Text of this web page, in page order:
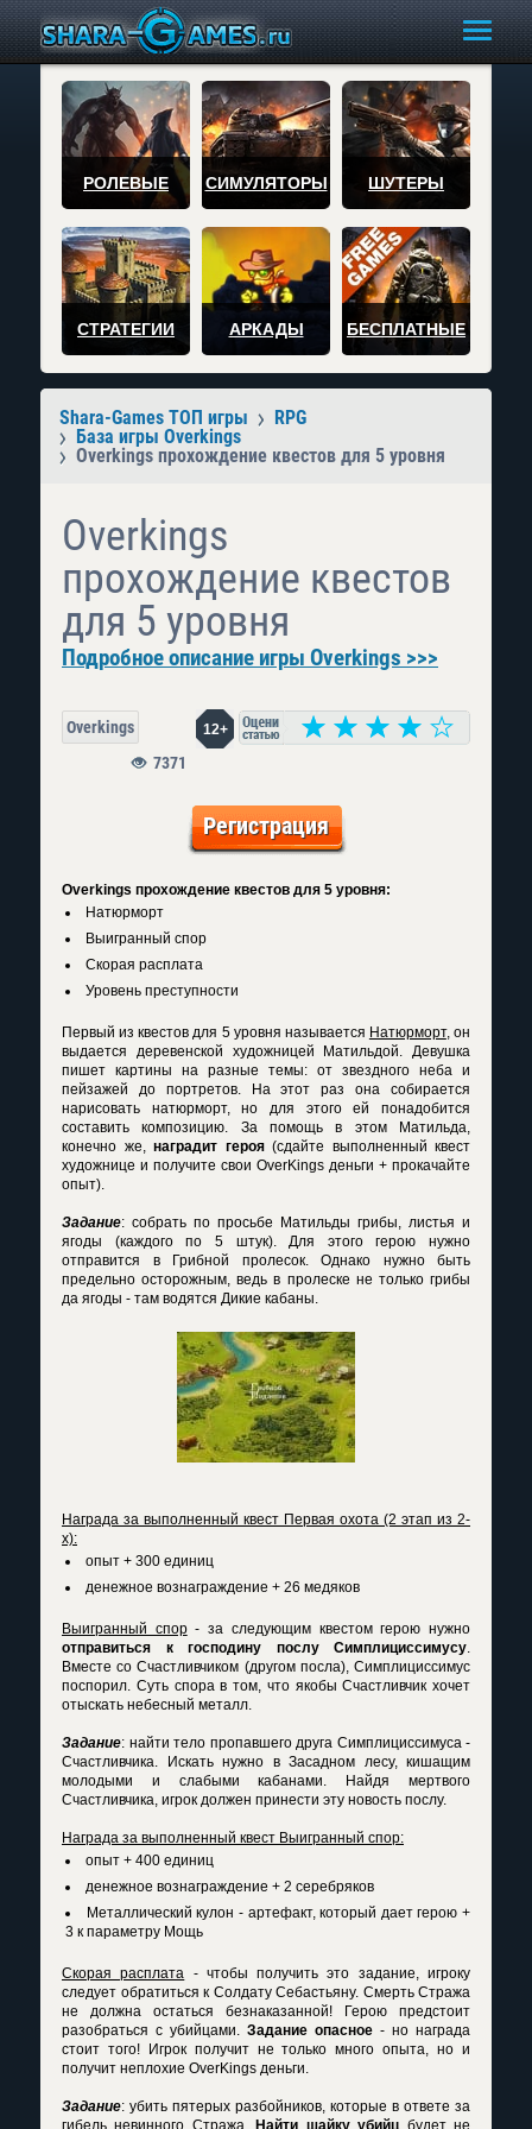
РОЛЕВЫЕ СИМУЛЯТОРЫ ШУТЕРЫ
СТРАТЕГИИ АРКАДЫ БЕСПЛАТНЫЕ
Shara-Games ТОП игры
RPG
База игры Overkings
Overkings прохождение квестов для 5 уровня
Overkings
прохождение квестов
для 5 уровня
Подробное описание игры Overkings >>>
Overkings 12+
7371
Регистрация
Overkings прохождение квестов для 5 уровня:
Натюрморт
Выигранный спор
Скорая расплата
Уровень преступности
Первый из квестов для 5 уровня называется Натюрморт, он
выдается деревенской художницей Матильдой. Девушка
пишет картины на разные темы: от звездного неба и
пейзажей до портретов. На этот раз она собирается
нарисовать натюрморт, но для этого ей понадобится
составить композицию. За помощь в этом Матильда,
конечно же, наградит героя(сдайте выполненный квест
художнице и получите свои OverKings деньги + прокачайте
опыт).
Задание: собрать по просьбе Матильды грибы, листья и
ягоды (каждого по 5 штук). Для этого герою нужно
отправится в Грибной пролесок. Однако нужно быть
предельно осторожным, ведь в пролеске не только грибы
да ягоды - там водятся Дикие кабаны.
Награда за выполненный квест Первая охота (2 этап из 2-
х):
опыт + 300 единиц
денежное вознаграждение + 26 медяков
Выигранный спор- за следующим квестом герою нужно
отправиться к господину послу Симплициссимусу.
Вместе со Счастливчиком (другом посла), Симплициссимус
поспорил. Суть спора в том, что якобы Счастливчик хочет
отыскать небесный металл.
Задание: найти тело пропавшего друга Симплициссимуса -
Счастливчика. Искать нужно в Засадном лесу, кишащим
молодыми и слабыми кабанами. Найдя мертвого
Счастливчика, игрок должен принести эту новость послу.
Награда за выполненный квест Выигранный спор:
опыт + 400 единиц
денежное вознаграждение + 2 серебряков
Металлический кулон - артефакт, который дает герою +
3 к параметру Мощь
Скорая расплата - чтобы получить это задание, игроку
следует обратиться к Солдату Себастьяну. Смерть Стража
не должна остаться безнаказанной! Герою предстоит
разобраться с убийцами. Задание опасное - но награда
стоит того! Игрок получит не только много опыта, но и
получит неплохие OverKings деньги.
Задание: убить пятерых разбойников, которые в ответе за
гибель невинного Стража.
Найти шайку убийц будет не